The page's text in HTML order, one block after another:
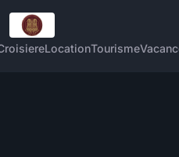
LocationTourisme